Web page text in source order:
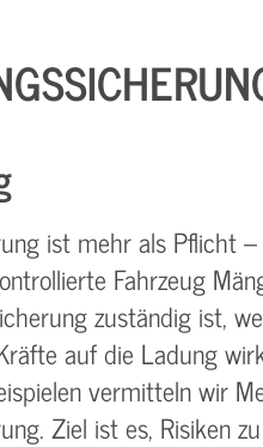
ist mehr als Pflicht
Fahrzeug
zuständig ist,
auf die Ladung
vermitteln wir
Ziel ist es, Risiken